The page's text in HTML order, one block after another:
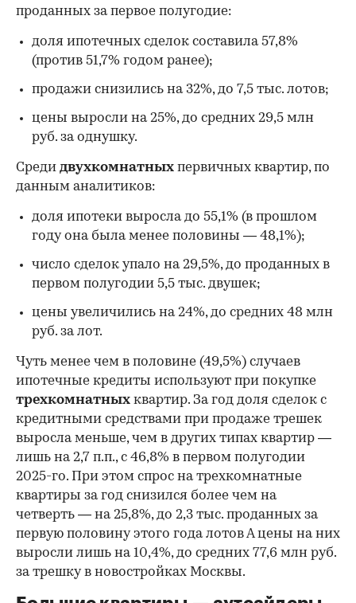
проданных за первое полугодие:
доля ипотечных сделок составила 57,8%
(против 51,7% годом ранее);
продажи снизились на 32%, до 7,5 тыс. лотов;
цены выросли на 25%, до средних 29,5 млн
руб. за однушку.
Среди двухкомнатных первичных квартир, по
данным аналитиков:
доля ипотеки выросла до 55,1% (в прошлом
году она была менее половины — 48,1%);
число сделок упало на 29,5%, до проданных в
первом полугодии 5,5 тыс. двушек;
цены увеличились на 24%, до средних 48 млн
руб. за лот.
Чуть менее чем в половине (49,5%) случаев
ипотечные кредиты используют при покупке
трехкомнатных квартир. За год доля сделок с
кредитными средствами при продаже трешек
выросла меньше, чем в других типах квартир —
лишь на 2,7 п.п., с 46,8% в первом полугодии
2025-го. При этом спрос на трехкомнатные
квартиры за год снизился более чем на
четверть — на 25,8%, до 2,3 тыс. проданных за
первую половину этого года лотов А цены на них
выросли лишь на 10,4%, до средних 77,6 млн руб.
за трешку в новостройках Москвы.